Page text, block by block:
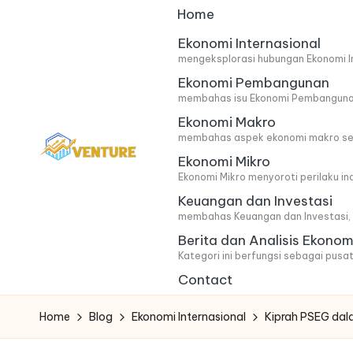
o
v
Home
Ekonomi Internasional
mengeksplorasi hubungan
Ekonomi Pembangunan
membahas isu Ekonomi
Ekonomi Makro
membahas aspek ekonomi makro
Ekonomi Mikro
Ekonomi Mikro menyoroti perilaku
Keuangan dan Investasi
membahas Keuangan dan
Berita dan Analisis
Kategori ini berfungsi sebagai
Contact
Home Blog Ekonomi Internasional Kiprah PSEG